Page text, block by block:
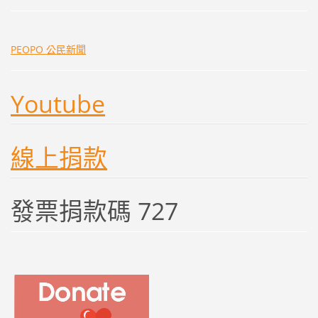
PEOPO 公民新聞
Youtube
線上捐款
發票捐款碼 727